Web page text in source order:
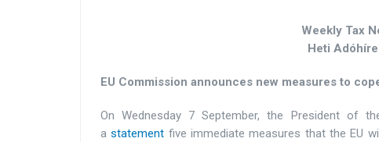
Weekly Tax
Heti
EU Commission announces new measures to
On Wednesday 7 September, the President of
astatement five immediate measures that the EU